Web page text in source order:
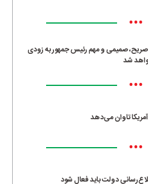
•••
صمیمی و مهم رئیس جمهور به زودی
شد
•••
تاوان می‌دهد
•••
دولت باید فعال شود